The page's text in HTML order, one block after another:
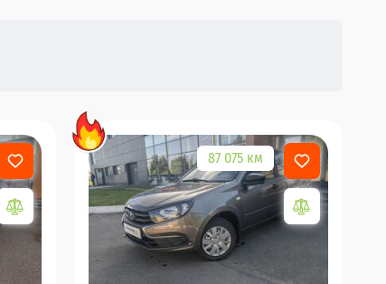
87 075 км